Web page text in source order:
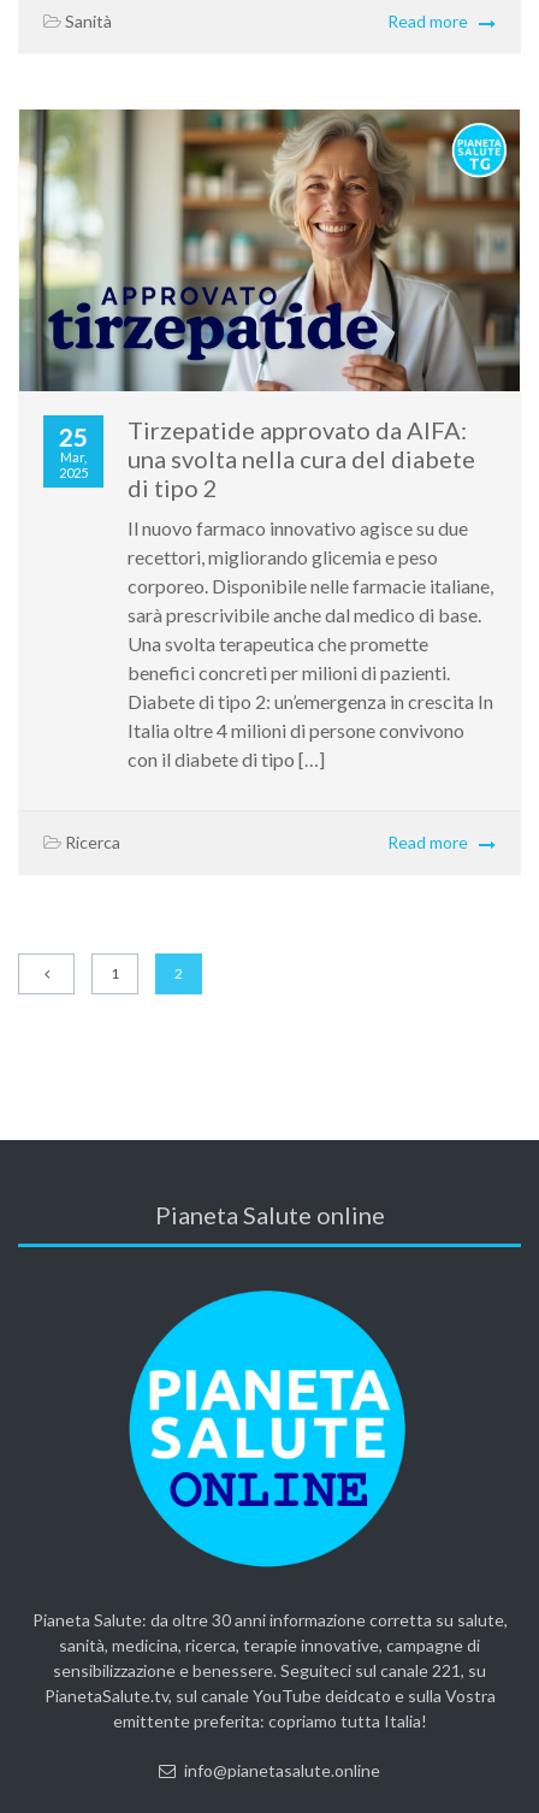
Sanità Read more
25
Mar,
2025
Tirzepatide approvato da AIFA:
una svolta nella cura del diabete
di tipo 2
Il nuovo farmaco innovativo agisce su due
recettori, migliorando glicemia e peso
corporeo. Disponibile nelle farmacie italiane,
sarà prescrivibile anche dal medico di base.
Una svolta terapeutica che promette
benefici concreti per milioni di pazienti.
Diabete di tipo 2: un’emergenza in crescita In
Italia oltre 4 milioni di persone convivono
con il diabete di tipo […]
Ricerca Read more
1 2
Pianeta Salute online
Pianeta Salute: da oltre 30 anni informazione corretta su salute,
sanità, medicina, ricerca, terapie innovative, campagne di
sensibilizzazione e benessere. Seguiteci sul canale 221, su
PianetaSalute.tv, sul canale YouTube deidcato e sulla Vostra
emittente preferita: copriamo tutta Italia!
info@pianetasalute.online